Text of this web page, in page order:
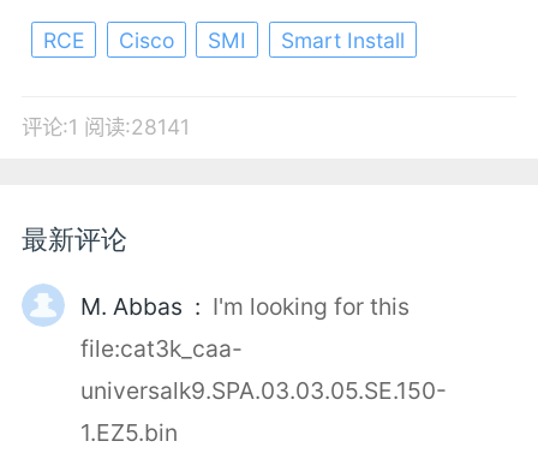
RCE Cisco SMI Smart Install
评论:1 阅读:28141
最新评论
M. Abbas : I'm looking for this
file:cat3k_caa-
universalk9.SPA.03.03.05.SE.150-
1.EZ5.bin